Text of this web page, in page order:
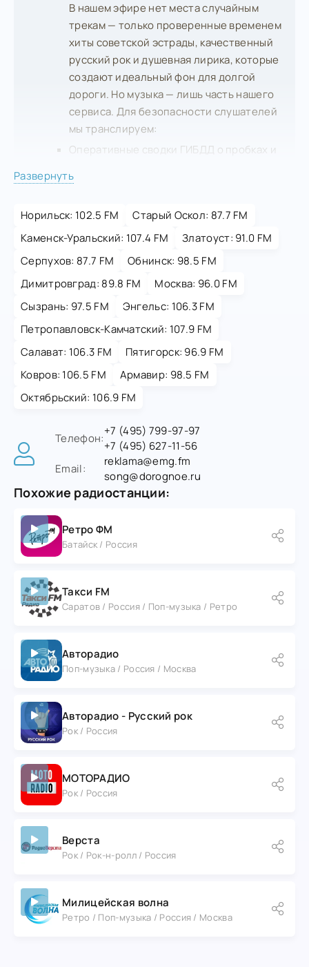
В нашем эфире нет места случайным
трекам — только проверенные временем
хиты советской эстрады, качественный
русский рок и душевная лирика, которые
создают идеальный фон для долгой
дороги. Но музыка — лишь часть нашего
сервиса. Для безопасности слушателей
мы транслируем:
Оперативные сводки ГИБДД о пробках и
Батайска на Ростов.
гололеде или тумане в низинах Дона.
Полезные советы по уходу за
автомобилем в условиях южного
С «Дорожным радио» любая поездка
превращается из утомительной
необходимости в комфортное
Развернуть
Норильск: 102.5 FM
Старый Оскол: 87.7 FM
Каменск-Уральский: 107.4 FM
Златоуст: 91.0 FM
Серпухов: 87.7 FM
Обнинск: 98.5 FM
Димитровград: 89.8 FM
Москва: 96.0 FM
Сызрань: 97.5 FM
Энгельс: 106.3 FM
Петропавловск-Камчатский: 107.9 FM
Салават: 106.3 FM
Пятигорск: 96.9 FM
Ковров: 106.5 FM
Армавир: 98.5 FM
Октябрьский: 106.9 FM
Телефон:
+7 (495) 799-97-97
+7 (495) 627-11-56
Email:
reklama@emg.fm
song@dorognoe.ru
Похожие радиостанции:
Ретро ФМ
Батайск / Россия
Такси FM
Саратов / Россия / Поп-музыка / Ретро
Авторадио
Поп-музыка / Россия / Москва
Авторадио - Русский рок
Рок / Россия
МОТОРАДИО
Рок / Россия
Верста
Рок / Рок-н-ролл / Россия
Милицейская волна
Ретро / Поп-музыка / Россия / Москва